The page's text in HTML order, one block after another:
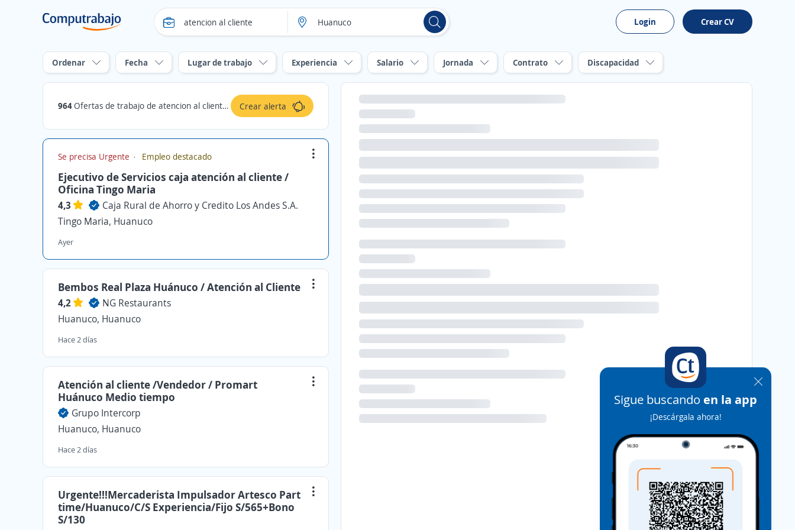
Login Crear CV
Ordenar Fecha Lugar de trabajo Experiencia Salario Jornada Contrato Discapacidad
964Ofertas de trabajo de atencion al cliente en Huanuco Crear alerta
Se precisa Urgente Empleo destacado
Ejecutivo de Servicios caja atención al cliente /
Oficina Tingo Maria
4,3
Caja Rural de Ahorro y Credito Los Andes S.A.
Tingo Maria, Huanuco
Ayer
Bembos Real Plaza Huánuco / Atención al Cliente
4,2
NG Restaurants
Huanuco, Huanuco
Hace 2 días
Atención al cliente /Vendedor / Promart
Huánuco Medio tiempo
Grupo Intercorp
Huanuco, Huanuco
Hace 2 días
Urgente!!!Mercaderista Impulsador Artesco Part
time/Huanuco/C/S Experiencia/Fijo S/565+Bono
S/130
Sigue buscando en la app
¡Descárgala ahora!